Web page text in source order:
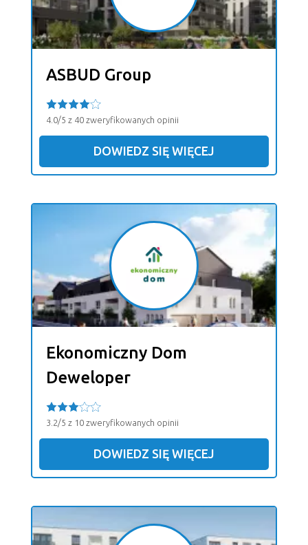
ASBUD Group
4.0/5 z 40 zweryfikowanych opinii
DOWIEDZ SIĘ WIĘCEJ
Ekonomiczny Dom
Deweloper
3.2/5 z 10 zweryfikowanych opinii
DOWIEDZ SIĘ WIĘCEJ